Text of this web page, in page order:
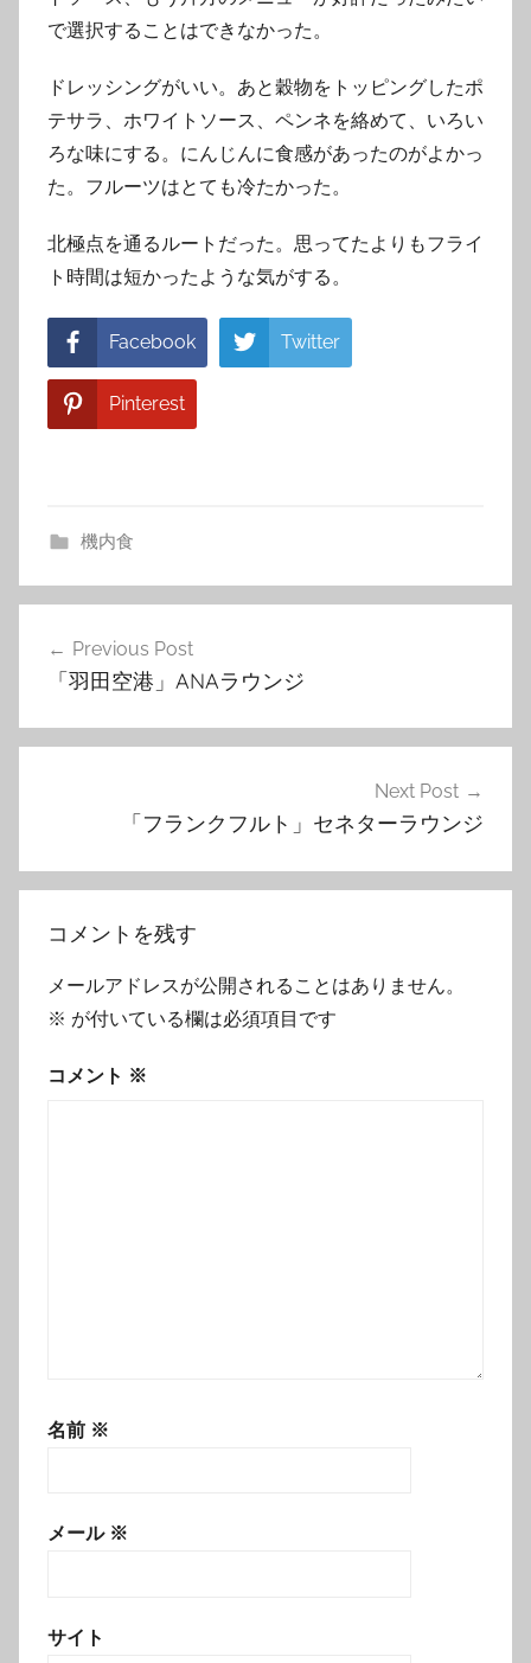
で選択することはできなかった。
ドレッシングがいい。あと穀物をトッピングしたポ
テサラ、ホワイトソース、ペンネを絡めて、いろい
ろな味にする。にんじんに食感があったのがよかっ
た。フルーツはとても冷たかった。
北極点を通るルートだった。思ってたよりもフライ
ト時間は短かったような気がする。
Facebook Twitter
Pinterest
機内食
ビ
シ
Previous Post
「羽田空港」ANAラウンジ
Next Post
「フランクフルト」セネターラウンジ
コメントを残す
メールアドレスが公開されることはありません。
※ が付いている欄は必須項目です
コメント ※
名前 ※
メール ※
サイト